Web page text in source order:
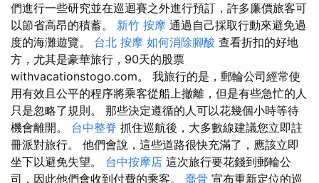
們進行一些研究並在巡迴賽之外進行預訂，許多廉價旅客可
以節省高昂的積蓄。 新竹 按摩 通過自己採取行動來避免過
度的海灘遊覽。 台北 按摩 如何消除腳酸 查看折扣的好地
方，尤其是豪華旅行，90天的股票
withvacationstogo.com。 我旅行的是，郵輪公司經常使
用有效且公平的程序將乘客從船上撤離，但是有些急忙的人
只是忽略了規則。 那些決定遵循的人可以花幾個小時等待
機會離開。 台中整脊 抓住巡航後，大多數線建議您立即註
冊派對旅行。 他們會說，這些道路很快充滿了，應該立即
坐下以避免失望。 台中按摩店 這次旅行要花錢到郵輪公
司，因此他們會收到付費的乘客。 喬骨 宣布重新定位的巡